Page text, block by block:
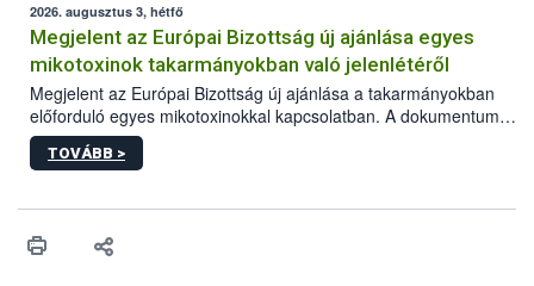
2026. augusztus 3, hétfő
Megjelent az Európai Bizottság új ajánlása egyes
mikotoxinok takarmányokban való jelenlétéről
Megjelent az Európai Bizottság új ajánlása a takarmányokban
előforduló egyes mikotoxinokkal kapcsolatban. A dokumentum
2027-től új irányértékek alkalmazását írja elő, és a jelenleg
hatályos uniós ajánlások helyébe lép.
TOVÁBB >